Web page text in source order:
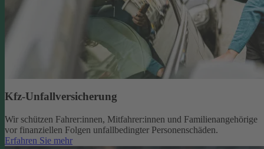
Kfz-Unfallversicherung
Wir schützen Fahrer:innen, Mitfahrer:innen und Familienangehörige
vor finanziellen Folgen unfallbedingter Personenschäden.
Erfahren Sie mehr